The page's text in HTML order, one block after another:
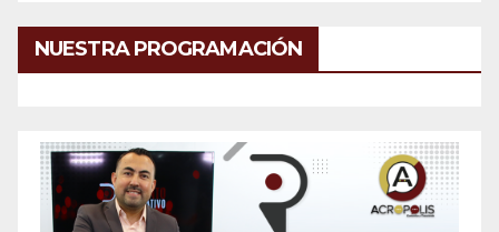
NUESTRA PROGRAMACIÓN